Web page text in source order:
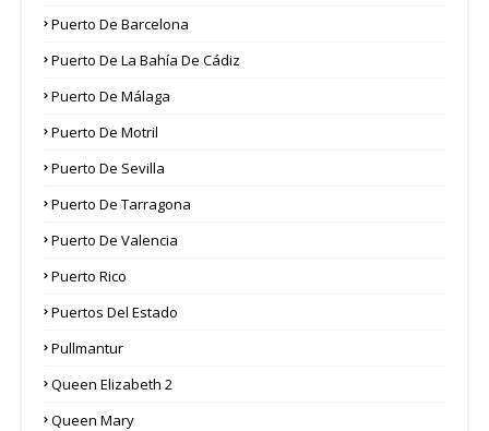
Puerto De Barcelona
Puerto De La Bahía De Cádiz
Puerto De Málaga
Puerto De Motril
Puerto De Sevilla
Puerto De Tarragona
Puerto De Valencia
Puerto Rico
Puertos Del Estado
Pullmantur
Queen Elizabeth 2
Queen Mary